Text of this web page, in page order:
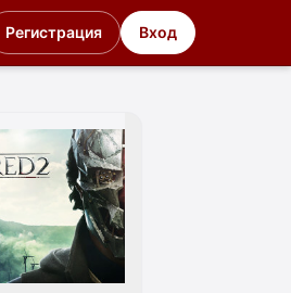
Регистрация Вход